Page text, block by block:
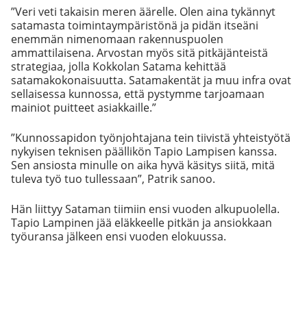
”Veri veti takaisin meren äärelle. Olen aina tykännyt
satamasta toimintaympäristönä ja pidän itseäni
enemmän nimenomaan rakennuspuolen
ammattilaisena. Arvostan myös sitä pitkäjänteistä
strategiaa, jolla Kokkolan Satama kehittää
satamakokonaisuutta. Satamakentät ja muu infra ovat
sellaisessa kunnossa, että pystymme tarjoamaan
mainiot puitteet asiakkaille.”
”Kunnossapidon työnjohtajana tein tiivistä yhteistyötä
nykyisen teknisen päällikön Tapio Lampisen kanssa.
Sen ansiosta minulle on aika hyvä käsitys siitä, mitä
tuleva työ tuo tullessaan”, Patrik sanoo.
Hän liittyy Sataman tiimiin ensi vuoden alkupuolella.
Tapio Lampinen jää eläkkeelle pitkän ja ansiokkaan
työuransa jälkeen ensi vuoden elokuussa.